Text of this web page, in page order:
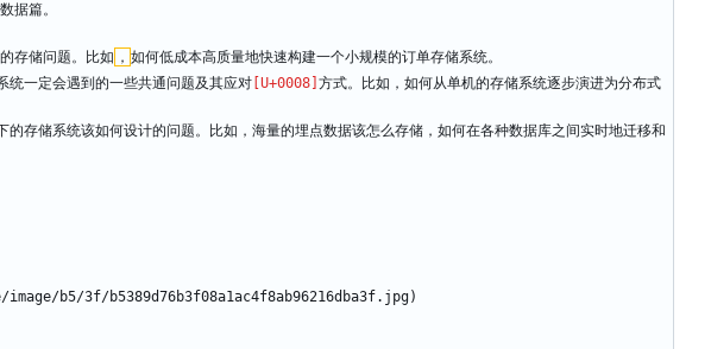
据篇。
存储问题。比如 ， 如何低成本高质量地快速构建一个小规模的订单存储系统。
统一定会遇到的一些共通问题及其应对
方式。比如，如何从单机的存储系统逐步演进为分布式
的存储系统该如何设计的问题。比如，海量的埋点数据该怎么存储，如何在各种数据库之间实时地迁移和
b5/3f/b5389d76b3f08a1ac4f8ab96216dba3f.jpg)